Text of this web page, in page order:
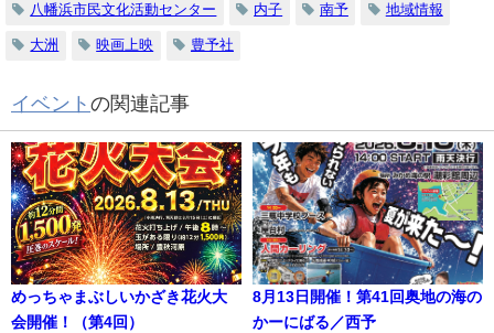
八幡浜市民文化活動センター 内子 南予 地域情報
大洲 映画上映 豊予社
イベント の関連記事
めっちゃまぶしいかざき花火大
会開催！（第4回）
8月13日開催！第41回奥地の海の
かーにばる／西予